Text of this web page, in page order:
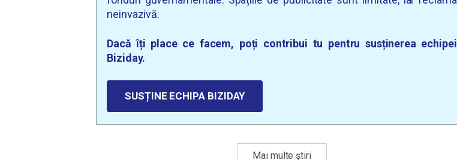
neinvazivă.
Dacă îți place ce facem, poți contribui tu pentru susținerea echipei
Biziday.
SUSȚINE ECHIPA BIZIDAY
Mai multe știri